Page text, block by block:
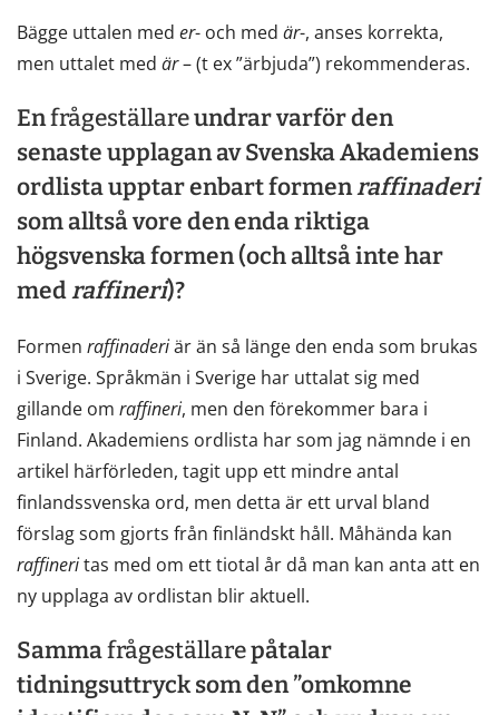
Bägge uttalen med er- och med är-, anses korrekta,
men uttalet med är– (t ex ”ärbjuda”) rekommenderas.
Enfrågeställareundrar varför den
senaste upplagan av Svenska Akademiens
ordlista upptar enbart formenraffinaderi
som alltså vore den enda riktiga
högsvenska formen (och alltså inte har
medraffineri)?
Formen raffinaderiär än så länge den enda som brukas
i Sverige. Språkmän i Sverige har uttalat sig med
gillande om raffineri, men den förekommer bara i
Finland. Akademiens ordlista har som jag nämnde i en
artikel härförleden, tagit upp ett mindre antal
finlandssvenska ord, men detta är ett urval bland
förslag som gjorts från finländskt håll. Måhända kan
raffineritas med om ett tiotal år då man kan anta att en
ny upplaga av ordlistan blir aktuell.
Sammafrågeställarepåtalar
tidningsuttryck som den ”omkomne